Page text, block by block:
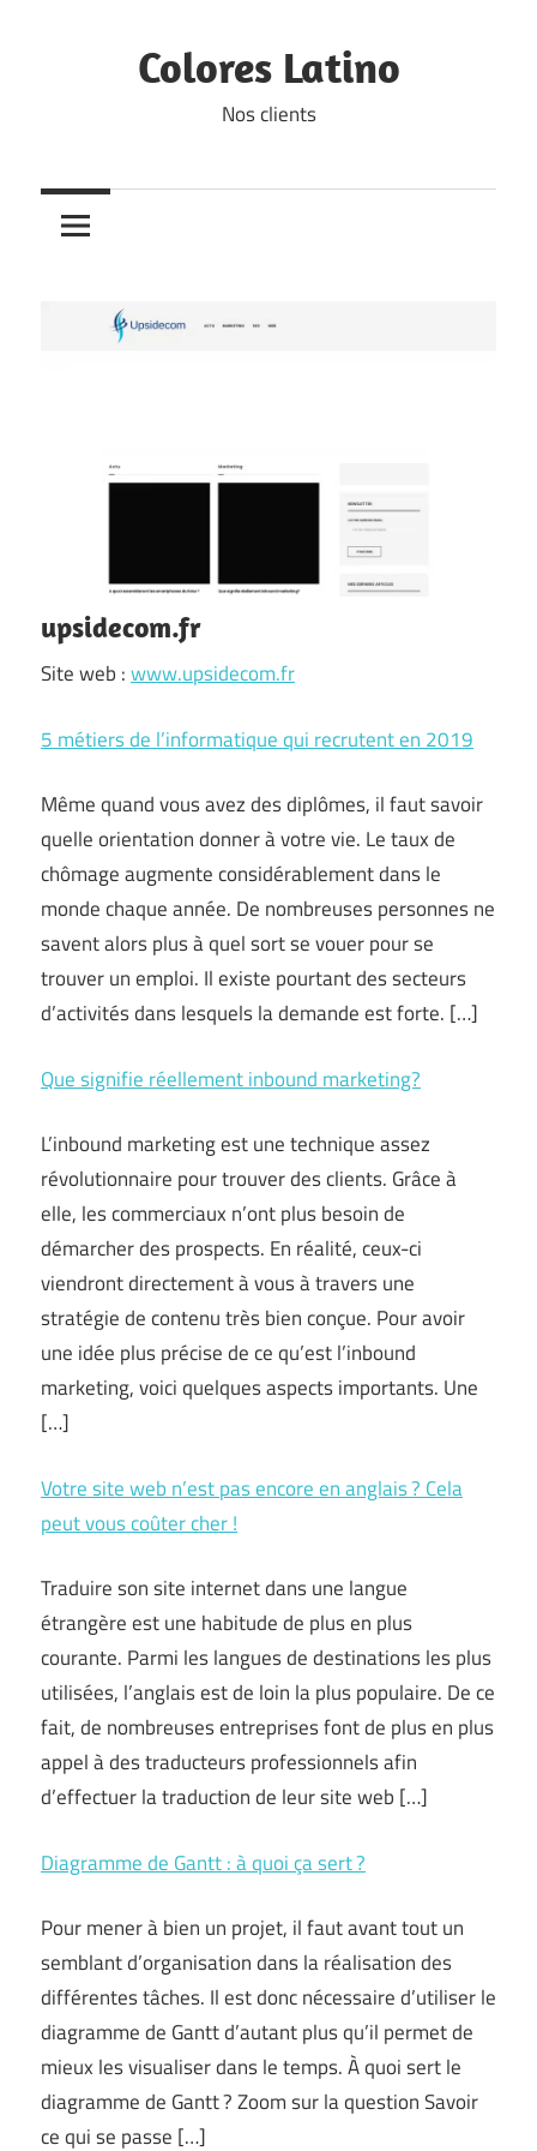
Colores Latino
Nos clients
upsidecom.fr
Site web :www.upsidecom.fr
5 métiers de l’informatique qui recrutent en 2019
Même quand vous avez des diplômes, il faut savoir
quelle orientation donner à votre vie. Le taux de
chômage augmente considérablement dans le
monde chaque année. De nombreuses personnes ne
savent alors plus à quel sort se vouer pour se
trouver un emploi. Il existe pourtant des secteurs
d’activités dans lesquels la demande est forte. […]
Que signifie réellement inbound marketing?
L’inbound marketing est une technique assez
révolutionnaire pour trouver des clients. Grâce à
elle, les commerciaux n’ont plus besoin de
démarcher des prospects. En réalité, ceux-ci
viendront directement à vous à travers une
stratégie de contenu très bien conçue. Pour avoir
une idée plus précise de ce qu’est l’inbound
marketing, voici quelques aspects importants. Une
[…]
Votre site web n’est pas encore en anglais ? Cela
peut vous coûter cher !
Traduire son site internet dans une langue
étrangère est une habitude de plus en plus
courante. Parmi les langues de destinations les plus
utilisées, l’anglais est de loin la plus populaire. De ce
fait, de nombreuses entreprises font de plus en plus
appel à des traducteurs professionnels afin
d’effectuer la traduction de leur site web […]
Diagramme de Gantt : à quoi ça sert ?
Pour mener à bien un projet, il faut avant tout un
semblant d’organisation dans la réalisation des
différentes tâches. Il est donc nécessaire d’utiliser le
diagramme de Gantt d’autant plus qu’il permet de
mieux les visualiser dans le temps. À quoi sert le
diagramme de Gantt ? Zoom sur la question Savoir
ce qui se passe […]